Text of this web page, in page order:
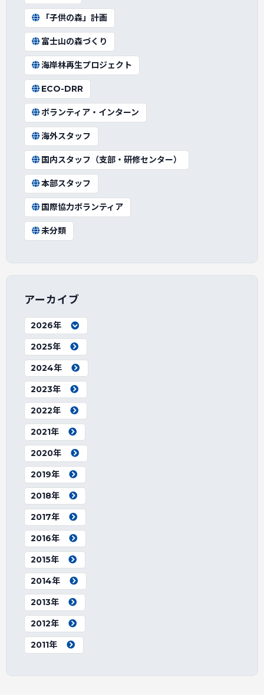
「子供の森」計画
富士山の森づくり
海岸林再生プロジェクト
ECO-DRR
ボランティア・インターン
海外スタッフ
国内スタッフ（支部・研修センター）
本部スタッフ
国際協力ボランティア
未分類
アーカイブ
2026年
2025年
2024年
2023年
2022年
2021年
2020年
2019年
2018年
2017年
2016年
2015年
2014年
2013年
2012年
2011年